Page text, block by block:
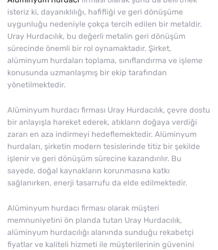
isteriz ki, dayanıklılığı, hafifliği ve geri dönüşüme
uygunluğu nedeniyle çokça tercih edilen bir metaldir.
Uray Hurdacılık, bu değerli metalin geri dönüşüm
sürecinde önemli bir rol oynamaktadır. Şirket,
alüminyum hurdaları toplama, sınıflandırma ve işleme
konusunda uzmanlaşmış bir ekip tarafından
yönetilmektedir.
Alüminyum hurdacı firması Uray Hurdacılık, çevre dostu
bir anlayışla hareket ederek, atıkların doğaya verdiği
zararı en aza indirmeyi hedeflemektedir. Alüminyum
hurdaları, şirketin modern tesislerinde titiz bir şekilde
işlenir ve geri dönüşüm sürecine kazandırılır. Bu
sayede, doğal kaynakların korunmasına katkı
sağlanırken, enerji tasarrufu da elde edilmektedir.
Alüminyum hurdacı firması olarak müşteri
memnuniyetini ön planda tutan Uray Hurdacılık,
alüminyum hurdacılığı alanında sunduğu rekabetçi
fiyatlar ve kaliteli hizmeti ile müşterilerinin güvenini